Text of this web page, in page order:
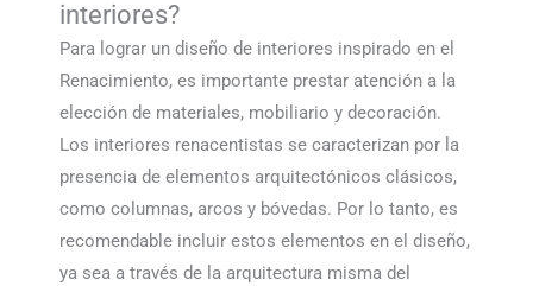
interiores?
Para lograr un diseño de interiores inspirado en el
Renacimiento, es importante prestar atención a la
elección de materiales, mobiliario y decoración.
Los interiores renacentistas se caracterizan por la
presencia de elementos arquitectónicos clásicos,
como columnas, arcos y bóvedas. Por lo tanto, es
recomendable incluir estos elementos en el diseño,
ya sea a través de la arquitectura misma del